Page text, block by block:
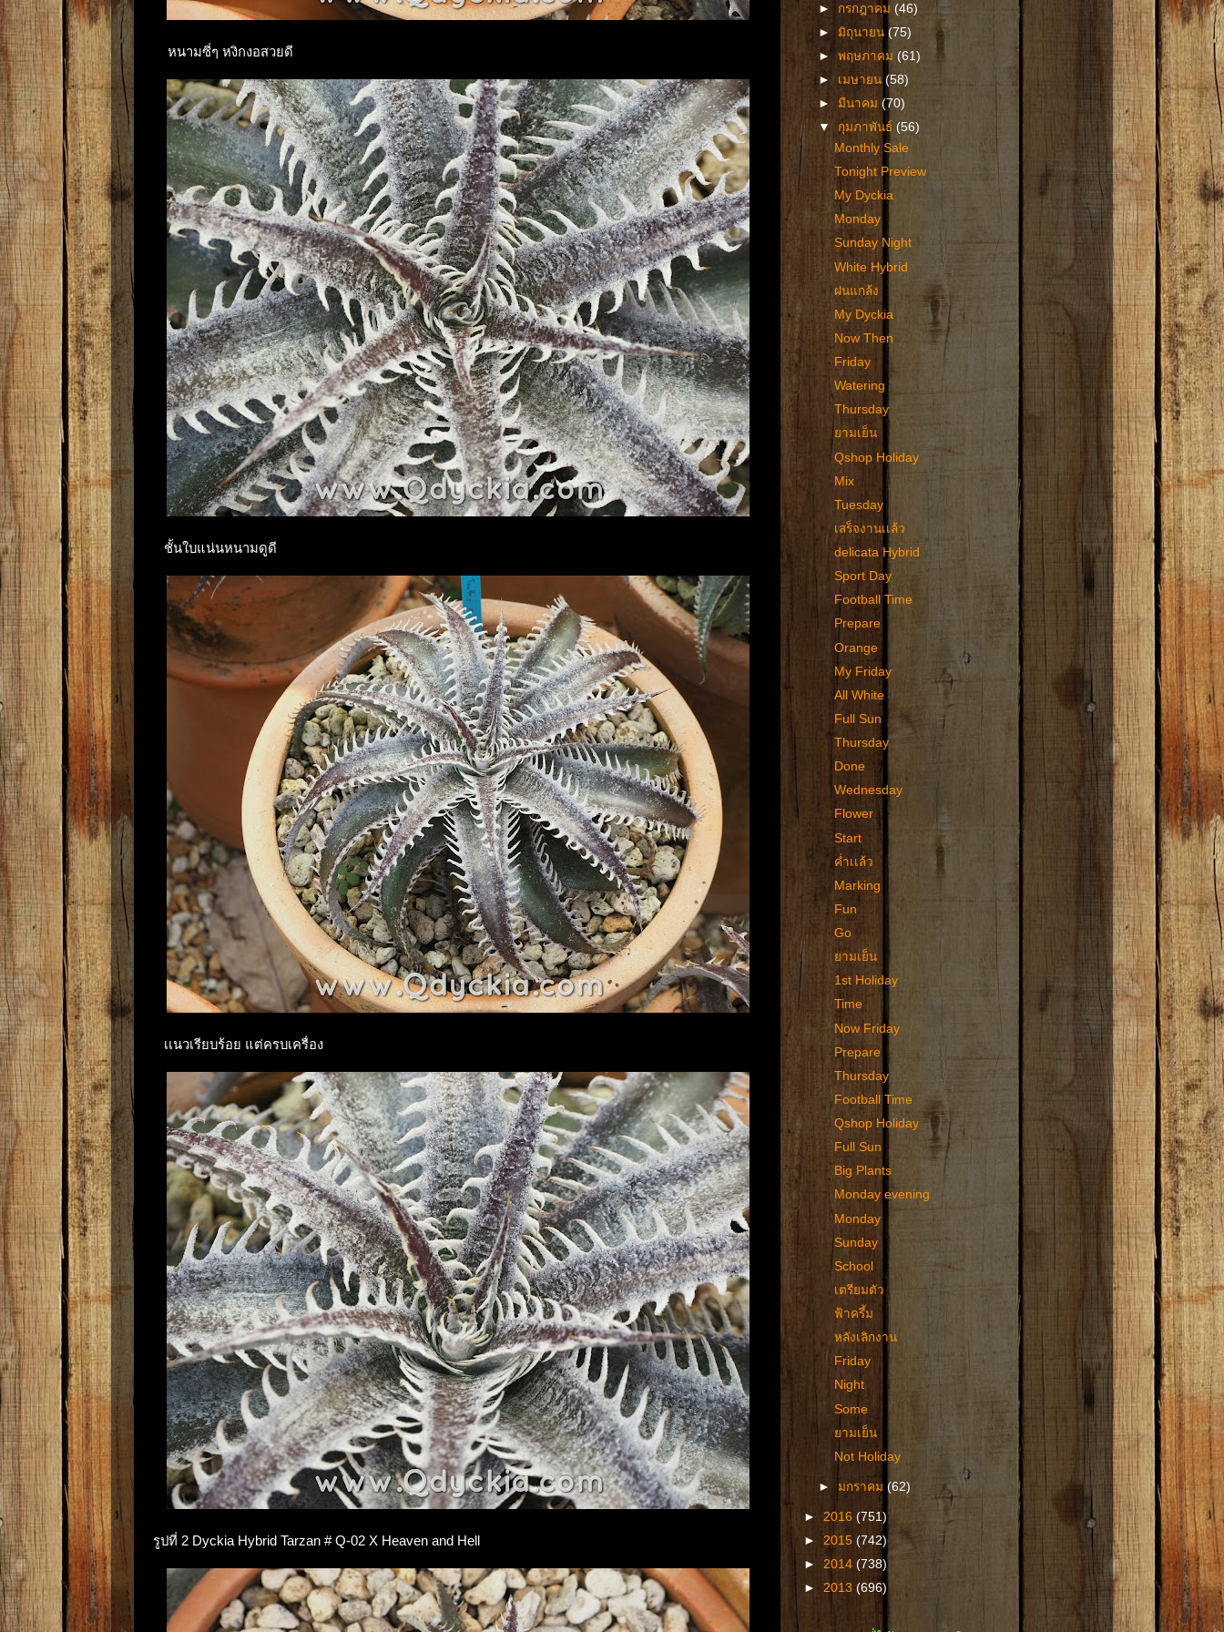
หนามซี่ๆ หงิกงอสวยดี
ชั้นใบแน่นหนามดูดี
เเนวเรียบร้อย แต่ครบเครื่อง
รูปที่ 2 Dyckia Hybrid Tarzan # Q-02 X Heaven and Hell
► กรกฎาคม (46)
►มิถุนายน(75)
►พฤษภาคม (61)
► เมษายน(58)
►มีนาคม(70)
▼ กุมภาพันธ์(56)
Monthly Sale
Tonight Preview
My Dyckia
Monday
Sunday Night
White Hybrid
ฝนแกล้ง
My Dyckia
Now Then
Friday
Watering
Thursday
ยามเย็น
Qshop Holiday
Mix
Tuesday
เสร็จงานเเล้ว
delicata Hybrid
Sport Day
Football Time
Prepare
Orange
My Friday
All White
Full Sun
Thursday
Done
Wednesday
Flower
Start
ค่ำเเล้ว
Marking
Fun
Go
ยามเย็น
1st Holiday
Time
Now Friday
Prepare
Thursday
Football Time
Qshop Holiday
Full Sun
Big Plants
Monday evening
Monday
Sunday
School
เตรียมตัว
ฟ้าครึ้ม
หลังเลิกงาน
Friday
Night
Some
ยามเย็น
Not Holiday
►มกราคม(62)
► 2016 (751)
► 2015 (742)
► 2014 (738)
► 2013 (696)